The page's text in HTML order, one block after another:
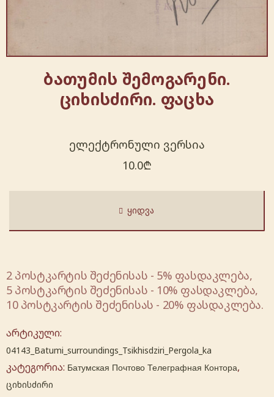
ბათუმის შემოგარენი.
ციხისძირი. ფაცხა
ელექტრონული ვერსია
10.0₾
ᲧᲘᲓᲕᲐ
2 პოსტკარტის შეძენისას - 5% ფასდაკლება,
5 პოსტკარტის შეძენისას - 10% ფასდაკლება,
10 პოსტკარტის შეძენისას - 20% ფასდაკლება.
არტიკული:
04143_Batumi_surroundings_Tsikhisdziri_Pergola_ka
კატეგორია: Батумская Почтово Телеграфная Контора,
ციხისძირი